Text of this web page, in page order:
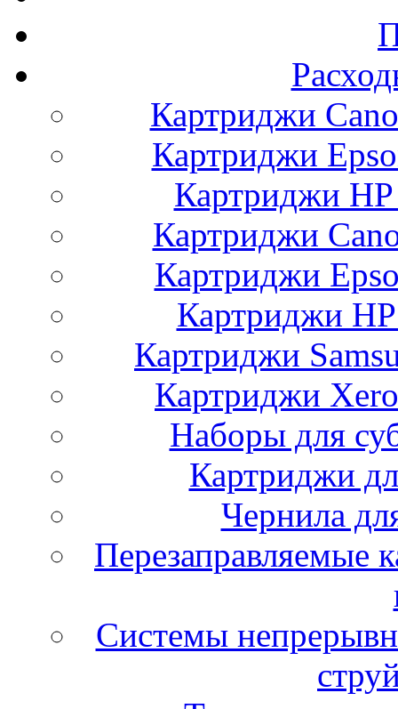
Картриджи
Картриджи
Картриджи
Картриджи
Картриджи
Картриджи
Картриджи
Картриджи
Наборы для
Картриджи
Чернила
Перезаправляемые
Системы